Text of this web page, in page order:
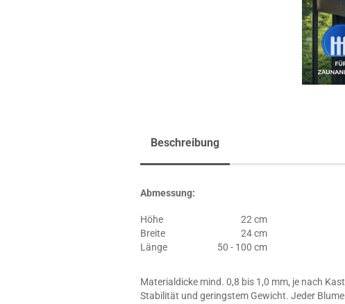
Beschreibung
Abmessung:
Höhe
22 cm
Breite
24 cm
Länge
50 - 100 cm
Materialdicke mind. 0,8 bis 1,0 mm, je nach
Stabilität und geringstem Gewicht. Jeder